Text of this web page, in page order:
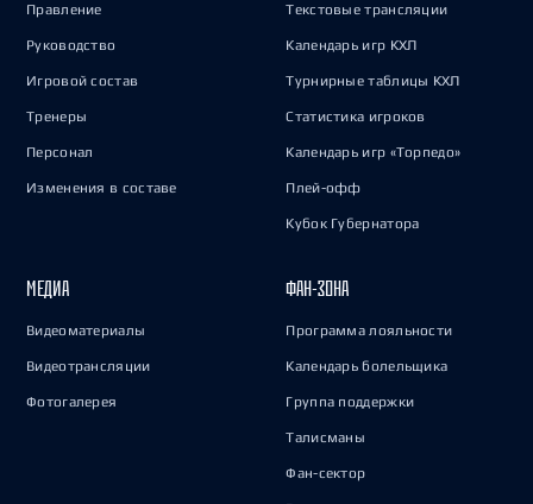
Правление
Руководство
Игровой состав
Тренеры
Персонал
Изменения в составе
Текстовые трансляции
Календарь игр КХЛ
Турнирные таблицы КХЛ
Статистика игроков
Календарь игр «Торпедо»
Плей-офф
Кубок Губернатора
МЕДИА
Видеоматериалы
Видеотрансляции
Фотогалерея
ФАН-ЗОНА
Программа лояльности
Календарь болельщика
Группа поддержки
Талисманы
Фан-сектор